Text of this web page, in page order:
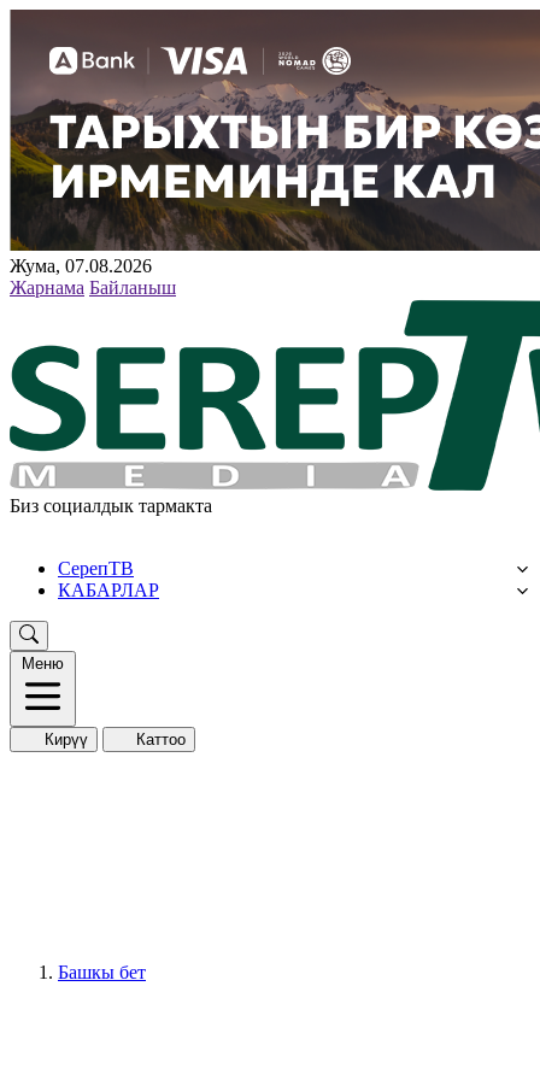
Жума, 07.08.2026
Жарнама Байланыш
Биз социалдык тармакта
СерепТВ
КАБАРЛАР
Меню
Кирүү Каттоо
Башкы бет